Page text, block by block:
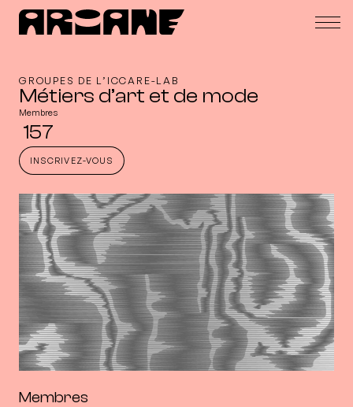
GROUPES DE L’ICCARE-LAB
Métiers d’art et de mode
Membres
157
INSCRIVEZ-VOUS
Membres